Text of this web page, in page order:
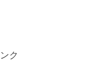
ク